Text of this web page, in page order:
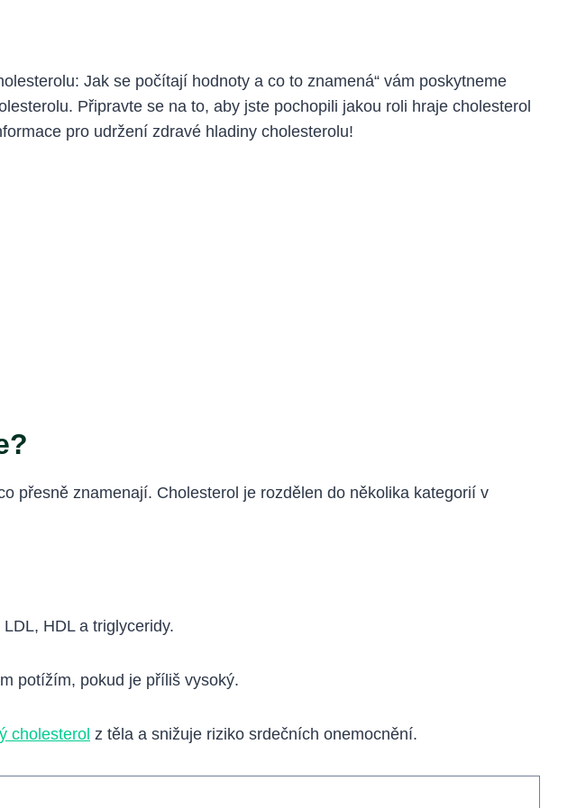
Jak se počítají hodnoty a co to znamená“ vám poskytneme
Připravte se na to, aby jste pochopili jakou roli hraje cholesterol
pro udržení zdravé hladiny cholesterolu!
přesně znamenají. Cholesterol je rozdělen do několika kategorií v
HDL a triglyceridy.
potížím, pokud je příliš vysoký.
cholesterol z těla a snižuje riziko srdečních onemocnění.